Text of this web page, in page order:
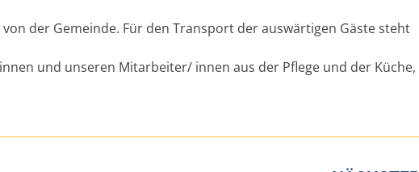
der Gemeinde. Für den Transport der auswärtigen Gäste steht
und unseren Mitarbeiter/ innen aus der Pflege und der Küche,